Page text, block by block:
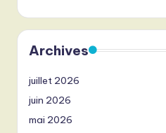
Archives
juillet 2026
juin 2026
mai 2026